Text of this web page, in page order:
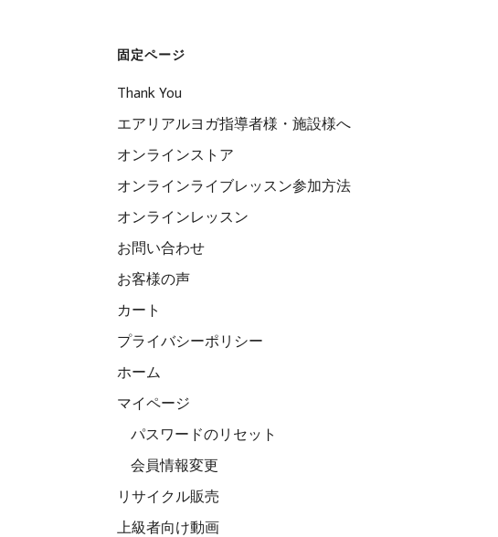
固定ページ
Thank You
エアリアルヨガ指導者様・施設様へ
オンラインストア
オンラインライブレッスン参加方法
オンラインレッスン
お問い合わせ
お客様の声
カート
プライバシーポリシー
ホーム
マイページ
パスワードのリセット
会員情報変更
リサイクル販売
上級者向け動画